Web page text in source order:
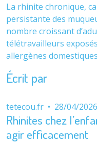
La rhinite chronique,
persistante des
nombre croissant
télétravailleurs
allergènes
Écrit par
tetecou.fr • 28/04/2026
Rhinites chez
agir efficacement